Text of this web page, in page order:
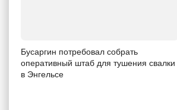
Бусаргин потребовал собрать
оперативный штаб для тушения свалки
в Энгельсе